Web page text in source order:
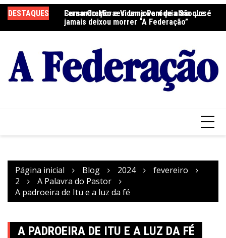
para
o
DESTAQUES
Fernando Moraes: um jovem de alma que
jamais deixou morrer “A Federação”
Curso Oração e Vida na Paróquia São José
Página inicial Blog 2024
fevereiro
2
A Palavra do Pastor
A padroeira de Itu e a luz da fé
A PADROEIRA DE ITU E A LUZ DA FÉ